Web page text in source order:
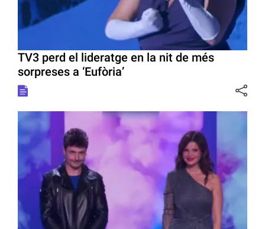
TV3 perd el lideratge en la nit de més
sorpreses a ‘Eufòria’